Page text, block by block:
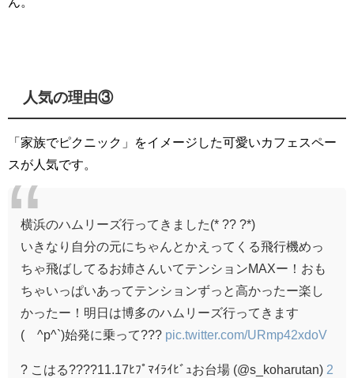
人気の理由③
「家族でピクニック」をイメージした可愛いカフェスペー
スが人気です。
横浜のハムリーズ行ってきました(* ?? ?*)
いきなり自分の元にちゃんとかえってくる飛行機めっ
ちゃ飛ばしてるお姉さんいてテンションMAXー！おも
ちゃいっぱいあってテンションずっと高かったー楽し
かったー！明日は博多のハムリーズ行ってきます
(´^p^`)始発に乗って??? pic.twitter.com/URmp42xdoV
? こはる????11.17ﾋﾌﾟﾏｲﾗｲﾋﾞｭお台場 (@s_koharutan) 2